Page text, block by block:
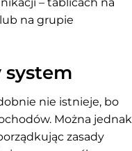
na grupie
system
nie istnieje, bo
Można jednak
zasady